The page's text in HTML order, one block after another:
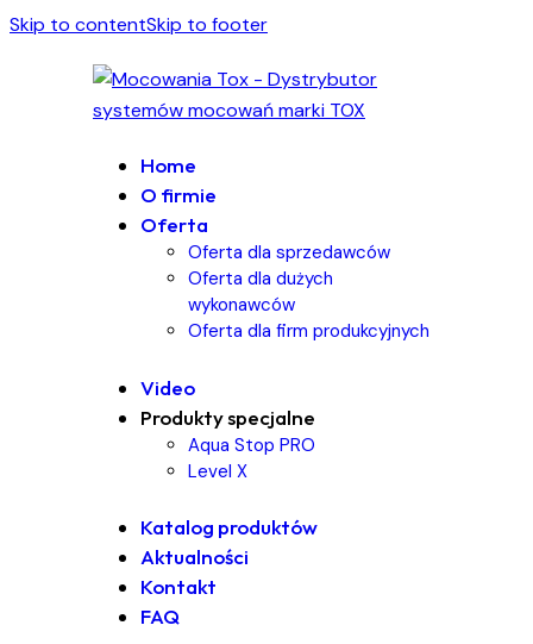
Skip to contentSkip to footer
Home
O firmie
Oferta
Oferta dla sprzedawców
Oferta dla dużych
wykonawców
Oferta dla firm produkcyjnych
Video
Produkty specjalne
Aqua Stop PRO
Level X
Katalog produktów
Aktualności
Kontakt
FAQ